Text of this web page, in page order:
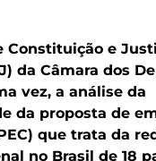
Constituição e
da Câmara dos
vez, a análise da
da proposta de
que trata da
no Brasil de 18